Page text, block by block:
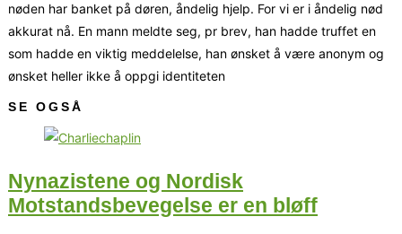
nøden har banket på døren, åndelig hjelp. For vi er i åndelig nød
akkurat nå. En mann meldte seg, pr brev, han hadde truffet en
som hadde en viktig meddelelse, han ønsket å være anonym og
ønsket heller ikke å oppgi identiteten
SE OGSÅ
Nynazistene og Nordisk
Motstandsbevegelse er en bløff